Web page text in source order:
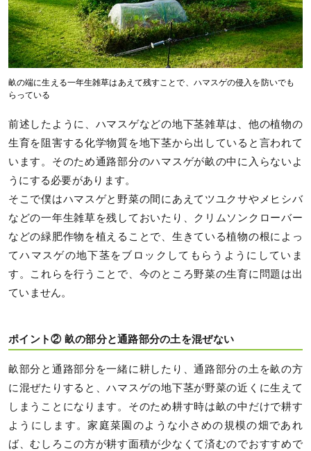
畝の端に生える一年生雑草はあえて残すことで、ハマスゲの侵入を防いでも
らっている
前述したように、ハマスゲなどの地下茎雑草は、他の植物の
生育を阻害する化学物質を地下茎から出していると言われて
います。そのため通路部分のハマスゲが畝の中に入らないよ
うにする必要があります。
そこで僕はハマスゲと野菜の間にあえてツユクサやメヒシバ
などの一年生雑草を残しておいたり、クリムソンクローバー
などの緑肥作物を植えることで、生きている植物の根によっ
てハマスゲの地下茎をブロックしてもらうようにしていま
す。これらを行うことで、今のところ野菜の生育に問題は出
ていません。
ポイント② 畝の部分と通路部分の土を混ぜない
畝部分と通路部分を一緒に耕したり、通路部分の土を畝の方
に混ぜたりすると、ハマスゲの地下茎が野菜の近くに生えて
しまうことになります。そのため耕す時は畝の中だけで耕す
ようにします。家庭菜園のような小さめの規模の畑であれ
ば、むしろこの方が耕す面積が少なくて済むのでおすすめで